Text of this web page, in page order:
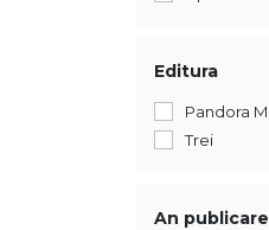
Editura
Pandora M
Trei
An publicare